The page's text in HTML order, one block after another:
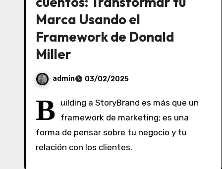
Marca Usando el
Framework de Donald
Miller
admin 03/02/2025
n
c
o
B uilding a StoryBrand es más que un
framework de marketing; es una
forma de pensar sobre tu negocio y tu
relación con los clientes.